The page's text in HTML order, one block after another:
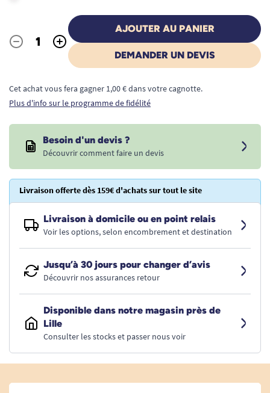
Quantité
- +
AJOUTER AU PANIER
DEMANDER UN DEVIS
Cet achat vous fera gagner 1,00 € dans votre cagnotte.
Plus d'info sur le programme de fidélité
Besoin d'un devis ?
Découvrir comment faire un devis
Livraison offerte dès 159€ d'achats sur tout le site
Livraison à domicile ou en point relais
Voir les options, selon encombrement et destination
Jusqu’à 30 jours pour changer d’avis
Découvrir nos assurances retour
Disponible dans notre magasin près de
Lille
Consulter les stocks et passer nous voir